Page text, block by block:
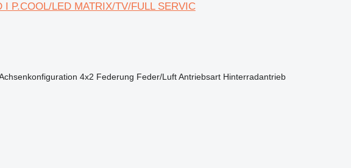
P.COOL/LED MATRIX/TV/FULL SERVIC
4x2 Federung Feder/Luft Antriebsart Hinterradantrieb